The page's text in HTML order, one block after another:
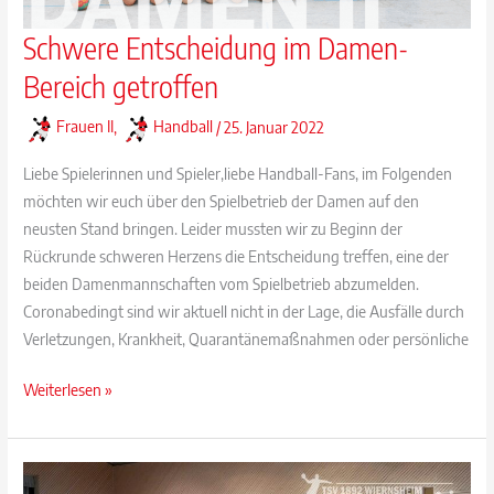
Schwere Entscheidung im Damen-
Bereich getroffen
Frauen II Handball /25. Januar 2022
Liebe Spielerinnen und Spieler,liebe Handball-Fans, im Folgenden
möchten wir euch über den Spielbetrieb der Damen auf den
neusten Stand bringen. Leider mussten wir zu Beginn der
Rückrunde schweren Herzens die Entscheidung treffen, eine der
beiden Damenmannschaften vom Spielbetrieb abzumelden.
Coronabedingt sind wir aktuell nicht in der Lage, die Ausfälle durch
Verletzungen, Krankheit, Quarantänemaßnahmen oder persönliche
Schwere
im
Damen-
Weiterlesen »